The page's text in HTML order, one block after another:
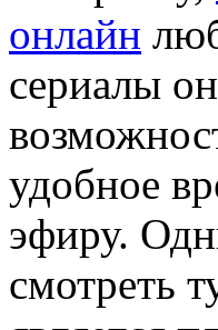
онлайн
сериалы
удобное
эфиру.
смотреть